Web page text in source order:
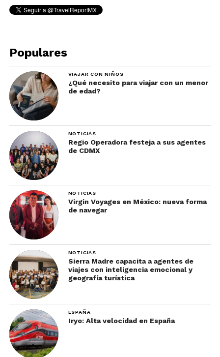
Populares
VIAJAR CON NIÑOS
¿Qué necesito para viajar con un menor
de edad?
NOTICIAS
Regio Operadora festeja a sus agentes
de CDMX
NOTICIAS
Virgin Voyages en México: nueva forma
de navegar
NOTICIAS
Sierra Madre capacita a agentes de
viajes con inteligencia emocional y
geografía turística
ESPAÑA
Iryo: Alta velocidad en España